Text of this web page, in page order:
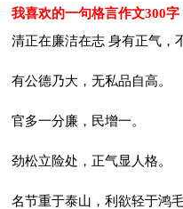
我喜欢的一句格言作文300字
清正在廉洁在志 身有正气，
有公德乃大，无私品自高。
官多一分廉，民增一。
劲松立险处，正气显人格。
名节重于泰山，利欲轻于鸿毛